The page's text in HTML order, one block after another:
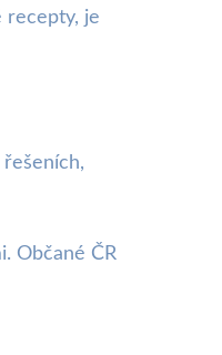
recepty, je
Občané ČR